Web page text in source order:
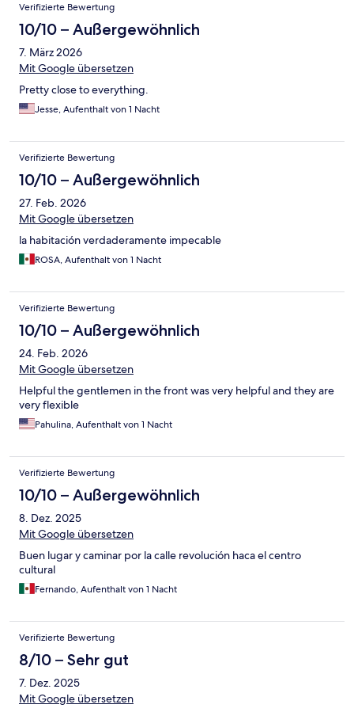
Verifizierte Bewertung
10/10 – Außergewöhnlich
7. März 2026
Mit Google übersetzen
Pretty close to everything.
Jesse, Aufenthalt von 1 Nacht
Verifizierte Bewertung
10/10 – Außergewöhnlich
27. Feb. 2026
Mit Google übersetzen
la habitación verdaderamente impecable
ROSA, Aufenthalt von 1 Nacht
Verifizierte Bewertung
10/10 – Außergewöhnlich
24. Feb. 2026
Mit Google übersetzen
Helpful the gentlemen in the front was very helpful and they are
very flexible
Pahulina, Aufenthalt von 1 Nacht
Verifizierte Bewertung
10/10 – Außergewöhnlich
8. Dez. 2025
Mit Google übersetzen
Buen lugar y caminar por la calle revolución haca el centro
cultural
Fernando, Aufenthalt von 1 Nacht
Verifizierte Bewertung
8/10 – Sehr gut
7. Dez. 2025
Mit Google übersetzen